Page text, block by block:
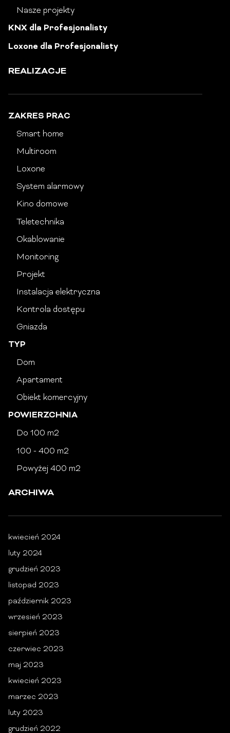
Nasze projekty
KNX dla Profesjonalisty
Loxone dla Profesjonalisty
REALIZACJE
ZAKRES PRAC
Smart home
Multiroom
Loxone
System alarmowy
Kino domowe
Teletechnika
Okablowanie
Monitoring
Projekt
Instalacja elektryczna
Kontrola dostępu
Gniazda
TYP
Dom
Apartament
Obiekt komercyjny
POWIERZCHNIA
Do 100 m2
100 - 400 m2
Powyżej 400 m2
ARCHIWA
kwiecień 2024
luty 2024
grudzień 2023
listopad 2023
październik 2023
wrzesień 2023
sierpień 2023
czerwiec 2023
maj 2023
kwiecień 2023
marzec 2023
luty 2023
grudzień 2022